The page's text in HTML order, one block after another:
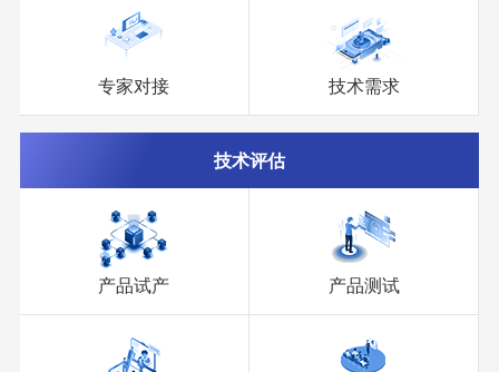
专家对接 技术需求
技术评估
产品试产 产品测试